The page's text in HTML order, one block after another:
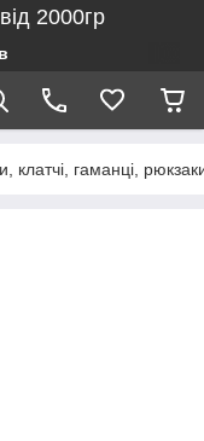
2000гр
клатчі, гаманці,